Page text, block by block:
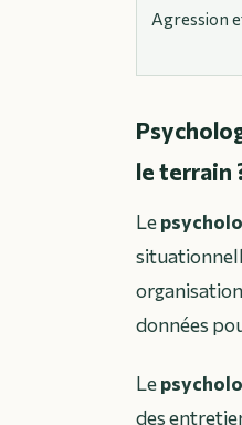
Agression
le terrain
Le
données
Le
des